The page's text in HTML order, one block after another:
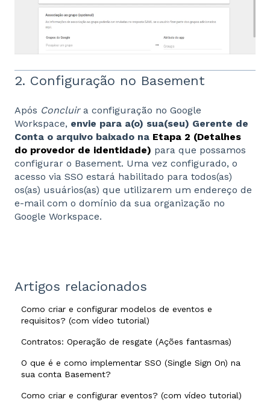
2. Configuração no Basement
Após Concluir a configuração no Google
Workspace, envie para a(o) sua(seu) Gerente de
Conta o arquivo baixado na Etapa 2 (Detalhes
do provedor de identidade) para que possamos
configurar o Basement. Uma vez configurado, o
acesso via SSO estará habilitado para todos(as)
os(as) usuários(as) que utilizarem um endereço de
e-mail com o domínio da sua organização no
Google Workspace.
Artigos relacionados
Como criar e configurar modelos de eventos e
requisitos? (com vídeo tutorial)
Contratos: Operação de resgate (Ações fantasmas)
O que é e como implementar SSO (Single Sign On) na
sua conta Basement?
Como criar e configurar eventos? (com vídeo tutorial)